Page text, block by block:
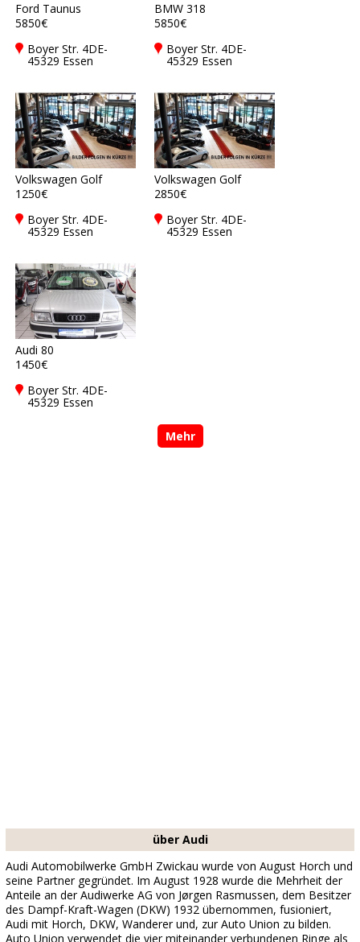
Ford Taunus
5850€
Boyer Str. 4DE-
45329 Essen
BMW 318
5850€
Boyer Str. 4DE-
45329 Essen
Volkswagen Golf
1250€
Boyer Str. 4DE-
45329 Essen
Volkswagen Golf
2850€
Boyer Str. 4DE-
45329 Essen
Audi 80
1450€
Boyer Str. 4DE-
45329 Essen
Mehr
über Audi
Audi Automobilwerke GmbH Zwickau wurde von August Horch und
seine Partner gegründet. Im August 1928 wurde die Mehrheit der
Anteile an der Audiwerke AG von Jørgen Rasmussen, dem Besitzer
des Dampf-Kraft-Wagen (DKW) 1932 übernommen, fusioniert,
Audi mit Horch, DKW, Wanderer und, zur Auto Union zu bilden.
Auto Union verwendet die vier miteinander verbundenen Ringe als